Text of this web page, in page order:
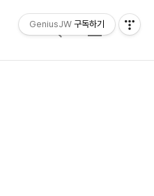
검
메
GeniusJW 구독하기